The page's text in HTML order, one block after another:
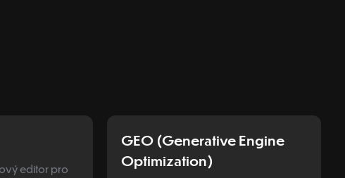
editor pro
GEO (Generative Engine
Optimization)